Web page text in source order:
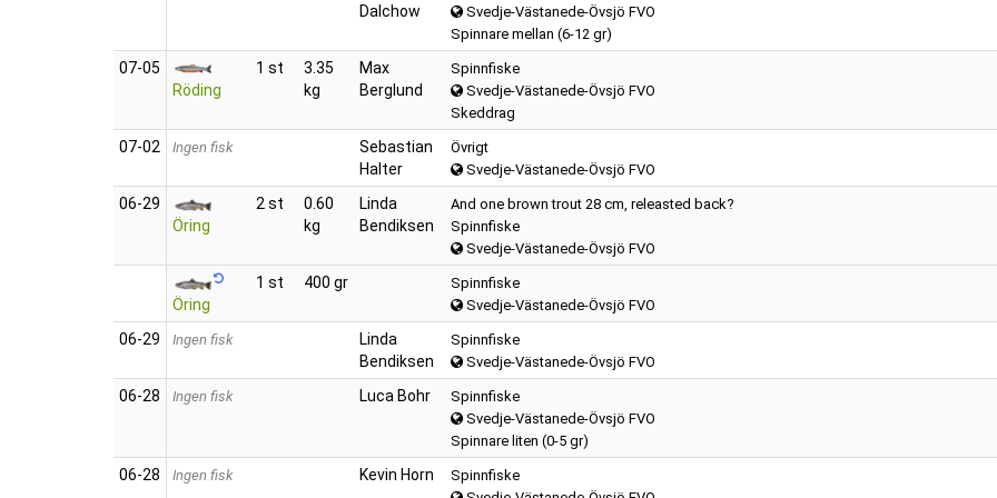
Dalchow
Svedje-Västanede-Övsjö FVO
Spinnare mellan (6-12 gr)
07‑05
Röding
1 st
3.35
kg
Max
Berglund
Spinnfiske
Svedje-Västanede-Övsjö FVO
Skeddrag
07‑02 Ingen fisk
Sebastian
Halter
Övrigt
Svedje-Västanede-Övsjö FVO
06‑29
Öring
2 st
0.60
kg
Linda
Bendiksen
And one brown trout 28 cm, releasted back?
Spinnfiske
Svedje-Västanede-Övsjö FVO
Öring
1 st 400 gr
Spinnfiske
Svedje-Västanede-Övsjö FVO
06‑29 Ingen fisk
Linda
Bendiksen
Spinnfiske
Svedje-Västanede-Övsjö FVO
06‑28 Ingen fisk Luca Bohr
Spinnfiske
Svedje-Västanede-Övsjö FVO
Spinnare liten (0-5 gr)
06‑28 Ingen fisk Kevin Horn
Spinnfiske